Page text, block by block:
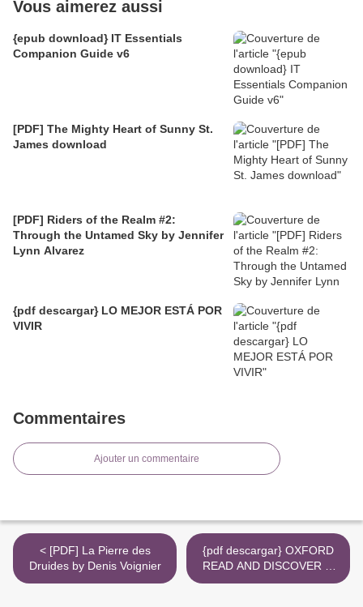
Vous aimerez aussi
{epub download} IT Essentials
Companion Guide v6
[PDF] The Mighty Heart of Sunny St.
James download
[PDF] Riders of the Realm #2:
Through the Untamed Sky by Jennifer
Lynn Alvarez
{pdf descargar} LO MEJOR ESTÁ POR
VIVIR
Commentaires
Ajouter un commentaire
< [PDF] La Pierre des
Druides by Denis Voignier
{pdf descargar} OXFORD
READ AND DISCOVER 4.
ALL ABOUT PLANTS (+